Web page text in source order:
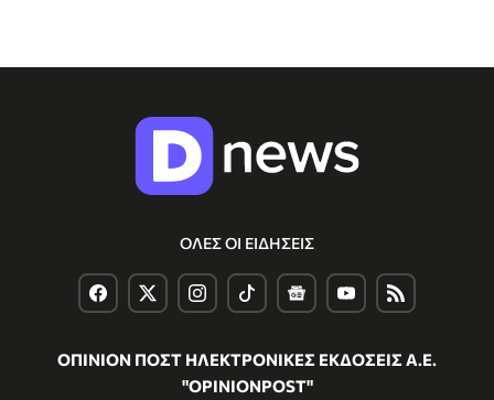
ΟΛΕΣ ΟΙ ΕΙΔΗΣΕΙΣ
ΟΠΙΝΙΟΝ ΠΟΣΤ ΗΛΕΚΤΡΟΝΙΚΕΣ ΕΚΔΟΣΕΙΣ Α.Ε.
"OPINIONPOST"